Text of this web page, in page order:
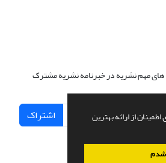
از ارائه بهترین
شدم
های مهم نشریه در خبرنامه نشریه مشترک
اشتراک